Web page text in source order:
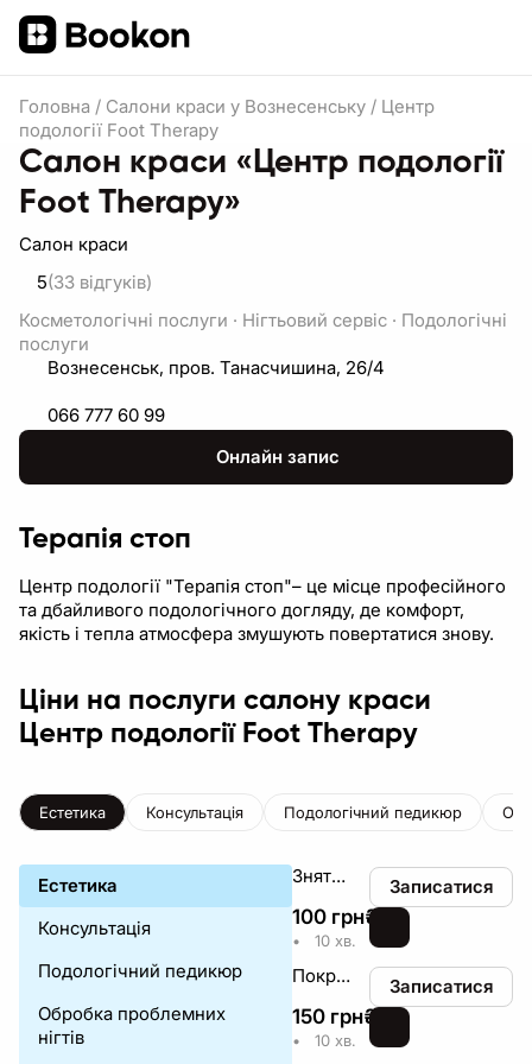
Головна / Салони краси у Вознесенську / Центр
подології Foot Therapy
Салон краси «Центр подології
Foot Therapy»
Салон краси
5(33 відгуків)
Косметологічні послуги · Нігтьовий сервіс · Подологічні
послуги
Вознесенськ, пров. Танасчишина, 26/4
066 777 60 99
Онлайн запис
Терапія стоп
Центр подології "Терапія стоп"– це місце професійного
та дбайливого подологічного догляду, де комфорт,
якість і тепла атмосфера змушують повертатися знову.
Ціни на послуги салону краси
Центр подології Foot Therapy
Естетика Консультація Подологічний педикюр
Естетика
Консультація
Подологічний педикюр
Обробка проблемних
нігтів
Зняття покриття
100 грн₴
• 10 хв.
Записатися
Покриття декоративним лаком /відновлення
150 грн₴
• 10 хв.
Записатися